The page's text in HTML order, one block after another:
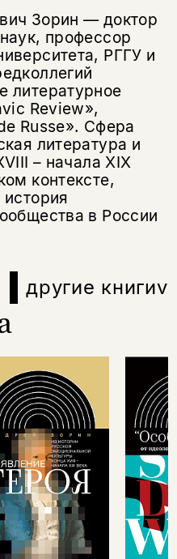
Зорин — доктор
профессор
РГГУ и
литературное
Review»,
Russe». Сфера
литература и
– начала XIX
контексте,
в России
другие книгиv